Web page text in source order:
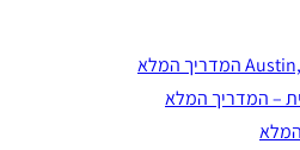
– המדריך המלא